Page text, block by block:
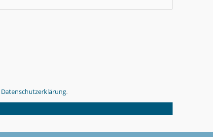
Datenschutzerklärung.